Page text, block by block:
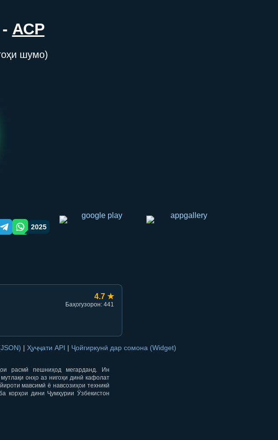
- АСР
шумо)
Telegram orqali ulashish
WhatsApp orqali ulashish
2025
4.7 ★
Баҳогузорон: 441
| Ҳуҷҷати API | Ҷойгиркунӣ дар сомона (Widget)
расмӣ пешниҳод мегарданд. Ин
онҳо аз нигоҳи динӣ кафолат
мавсимӣ ё навсозиҳои техникӣ
корҳои дини Ҷумҳурии Ӯзбекистон